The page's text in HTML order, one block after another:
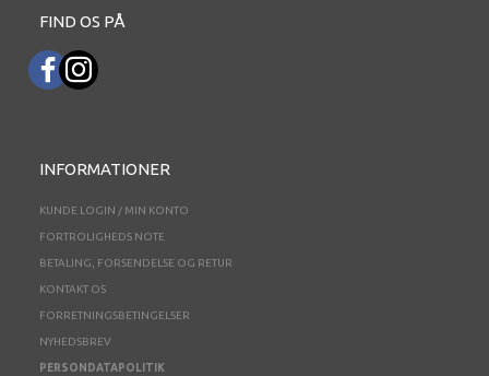
FIND OS PÅ
INFORMATIONER
KUNDE LOGIN / MIN KONTO
FORTROLIGHEDS NOTE
BETALING, FORSENDELSE OG RETUR
KONTAKT OS
FORRETNINGSBETINGELSER
NYHEDSBREV
PERSONDATAPOLITIK